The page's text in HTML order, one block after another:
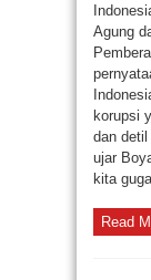
Agung
korupsi
dan
ujar
kita
Read